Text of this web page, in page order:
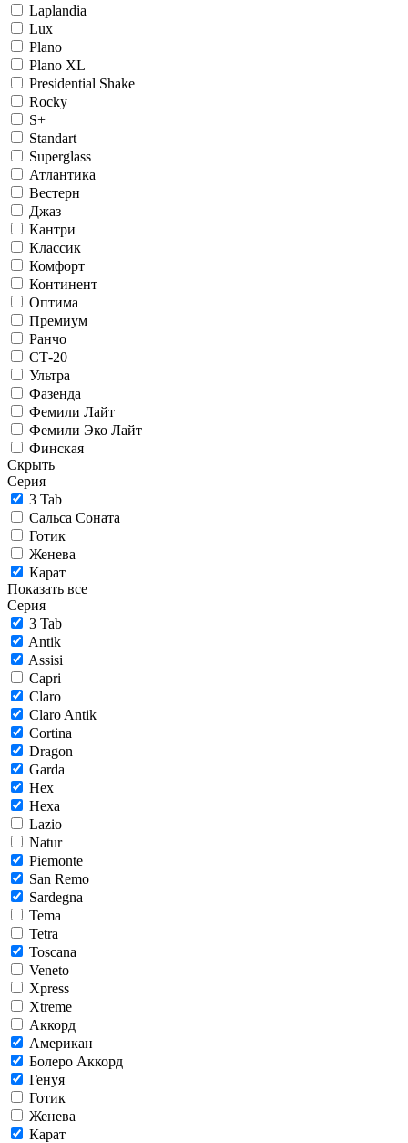
Laplandia
Lux
Plano
Plano XL
Presidential Shake
Rocky
S+
Standart
Superglass
Атлантика
Вестерн
Джаз
Кантри
Классик
Комфорт
Континент
Оптима
Премиум
Ранчо
СТ-20
Ультра
Фазенда
Фемили Лайт
Фемили Эко Лайт
Финская
Скрыть
Серия
3 Tab
Сальса Соната
Готик
Женева
Карат
Показать все
Серия
3 Tab
Antik
Assisi
Capri
Claro
Claro Antik
Cortina
Dragon
Garda
Hex
Hexa
Lazio
Natur
Piemonte
San Remo
Sardegna
Tema
Tetra
Toscana
Veneto
Xpress
Xtreme
Аккорд
Американ
Болеро Аккорд
Генуя
Готик
Женева
Карат